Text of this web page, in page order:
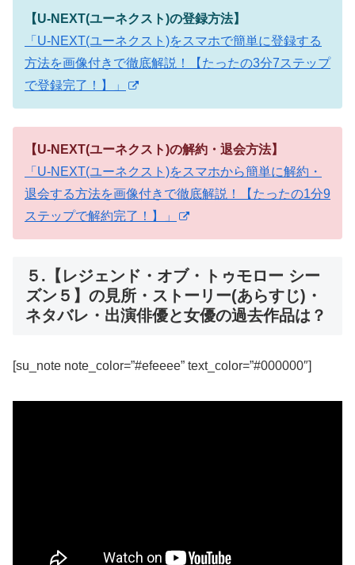
【U-NEXT(ユーネクスト)の登録方法】
「U-NEXT(ユーネクスト)をスマホで簡単に登録する
方法を画像付きで徹底解説！【たったの3分7ステップ
で登録完了！】」
【U-NEXT(ユーネクスト)の解約・退会方法】
「U-NEXT(ユーネクスト)をスマホから簡単に解約・
退会する方法を画像付きで徹底解説！【たったの1分9
ステップで解約完了！】」
５.【レジェンド・オブ・トゥモロー シー
ズン５】の見所・ストーリー(あらすじ)・
ネタバレ・出演俳優と女優の過去作品は？
[su_note note_color=”#efeeee” text_color=”#000000″]